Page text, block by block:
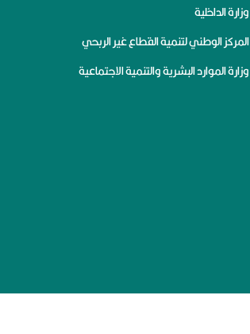
وزارة الداخلية
المركز الوطني لتنمية القطاع غير الربحي
وزارة الموارد البشرية والتنمية الاجتماعية